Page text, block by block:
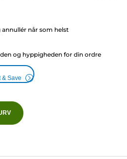
når som helst
og hyppigheden for din ordre
& Save